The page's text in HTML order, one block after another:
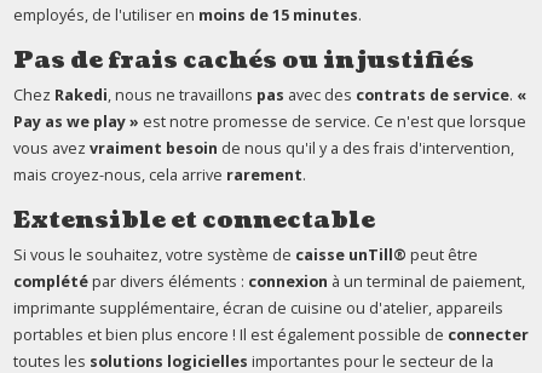
employés, de l'utiliser en moins de 15 minutes.
Pas de frais cachés ou injustifiés
Chez Rakedi, nous ne travaillons pas avec des contrats de service. «
Pay as we play » est notre promesse de service. Ce n'est que lorsque
vous avez vraiment besoin de nous qu'il y a des frais d'intervention,
mais croyez-nous, cela arrive rarement.
Extensible et connectable
Si vous le souhaitez, votre système de caisse unTill® peut être
complétépar divers éléments : connexion à un terminal de paiement,
imprimante supplémentaire, écran de cuisine ou d'atelier, appareils
portables et bien plus encore ! Il est également possible de connecter
toutes les solutions logicielles importantes pour le secteur de la